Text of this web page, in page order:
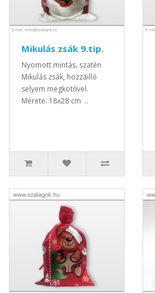
Mikulás zsák 9.tip.
Nyomott mintás, szatén
Mikulás zsák, hozzáillő
selyem megkötővel.
Mérete: 18x28 cm ..